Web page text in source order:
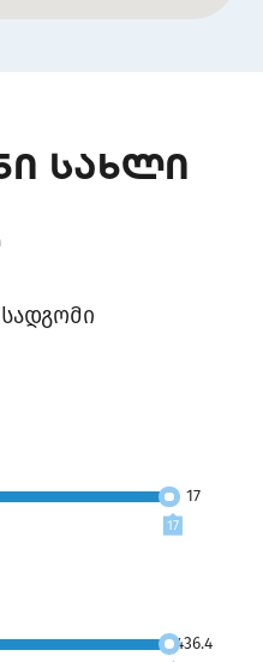
სახლი
17
17
436.4